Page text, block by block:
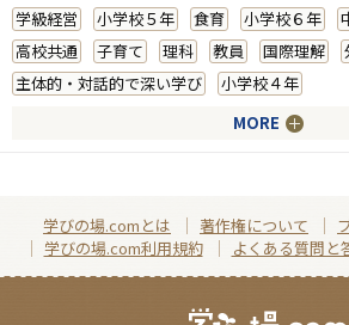
学級経営
小学校５年 食育 小学校６年
高校共通
子育て 理科 教員 国際理解
主体的・対話的で深い学び
小学校４年
MORE
学びの場.comとは 著作権について
学びの場.com利用規約
よくある質問と